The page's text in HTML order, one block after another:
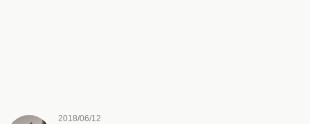
2018/06/12